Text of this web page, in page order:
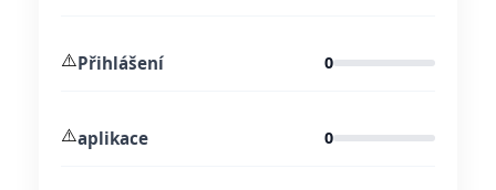
⚠️Přihlášení 0
⚠️aplikace 0